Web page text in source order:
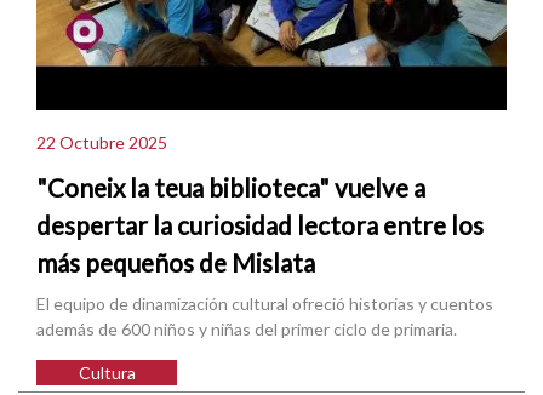
22 Octubre 2025
"Coneix la teua biblioteca" vuelve a
despertar la curiosidad lectora entre los
más pequeños de Mislata
El equipo de dinamización cultural ofreció historias y cuentos
además de 600 niños y niñas del primer ciclo de primaria.
Cultura